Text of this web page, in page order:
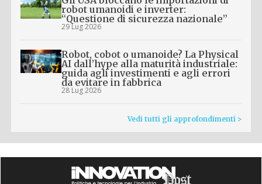
robot umanoidi e inverter:
“Questione di sicurezza nazionale”
29 Lug 2026
Robot, cobot o umanoide? La Physical
AI dall’hype alla maturità industriale:
guida agli investimenti e agli errori
da evitare in fabbrica
28 Lug 2026
Vedi tutti gli approfondimenti >